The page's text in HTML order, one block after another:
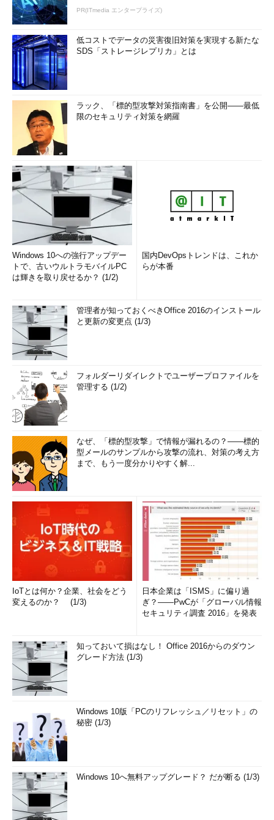
PR(ITmedia エンタープライズ)
低コストでデータの災害復旧対策を実現する新たな
SDS「ストレージレプリカ」とは
ラック、「標的型攻撃対策指南書」を公開――最低
限のセキュリティ対策を網羅
Windows 10への強行アップデー
トで、古いウルトラモバイルPC
は輝きを取り戻せるか？ (1/2)
国内DevOpsトレンドは、これか
らが本番
管理者が知っておくべきOffice 2016のインストール
と更新の変更点 (1/3)
フォルダーリダイレクトでユーザープロファイルを
管理する (1/2)
なぜ、「標的型攻撃」で情報が漏れるの？――標的
型メールのサンプルから攻撃の流れ、対策の考え方
まで、もう一度分かりやすく解...
IoTとは何か？企業、社会をどう
変えるのか？ (1/3)
日本企業は「ISMS」に偏り過
ぎ？――PwCが「グローバル情報
セキュリティ調査 2016」を発表
知っておいて損はなし！ Office 2016からのダウン
グレード方法 (1/3)
Windows 10版「PCのリフレッシュ／リセット」の
秘密 (1/3)
Windows 10へ無料アップグレード？ だが断る (1/3)